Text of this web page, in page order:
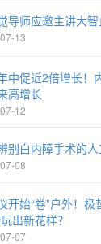
导师应邀主讲大
13
中促近2倍增长！
高增长
12
别白内障手术的
08
开始“卷”户外！
出新花样？
07